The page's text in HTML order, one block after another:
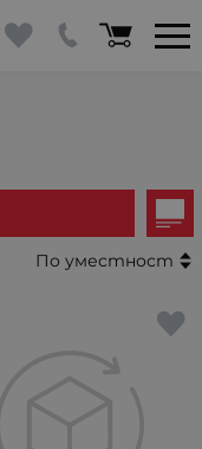
По уместност